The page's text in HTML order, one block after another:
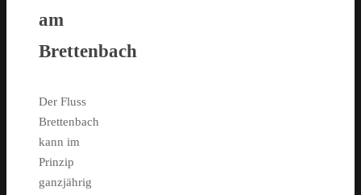
am
Brettenbach
Der Fluss
Brettenbach
kann im
Prinzip
ganzjährig